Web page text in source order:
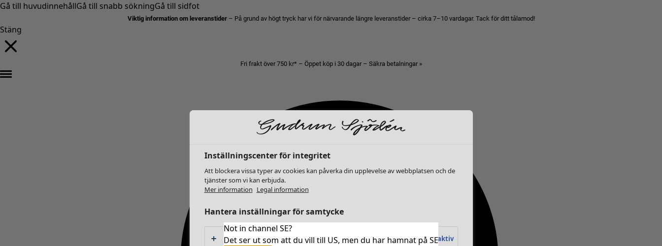
Gå till huvudinnehållGå till snabb sökningGå till sidfot
Viktig information om leveranstider – På grund av högt tryck har vi för närvarande längre leveranstider – cirka 7–10 vardagar. Tack för ditt tålamod!
Stäng
Fri frakt över 750 kr* – Öppet köp i 30 dagar – Säkra betalningar »
Not in channel SE?
Det ser ut som att du vill till US, men du har hamnat på SE
Inställningscenter för integritet
Att blockera vissa typer av cookies kan påverka din upplevelse av webbplatsen och de
tjänster som vi kan erbjuda.
Mer information Legal information
Hantera inställningar för samtycke
Absolut nödvändiga cookies Alltid aktiv